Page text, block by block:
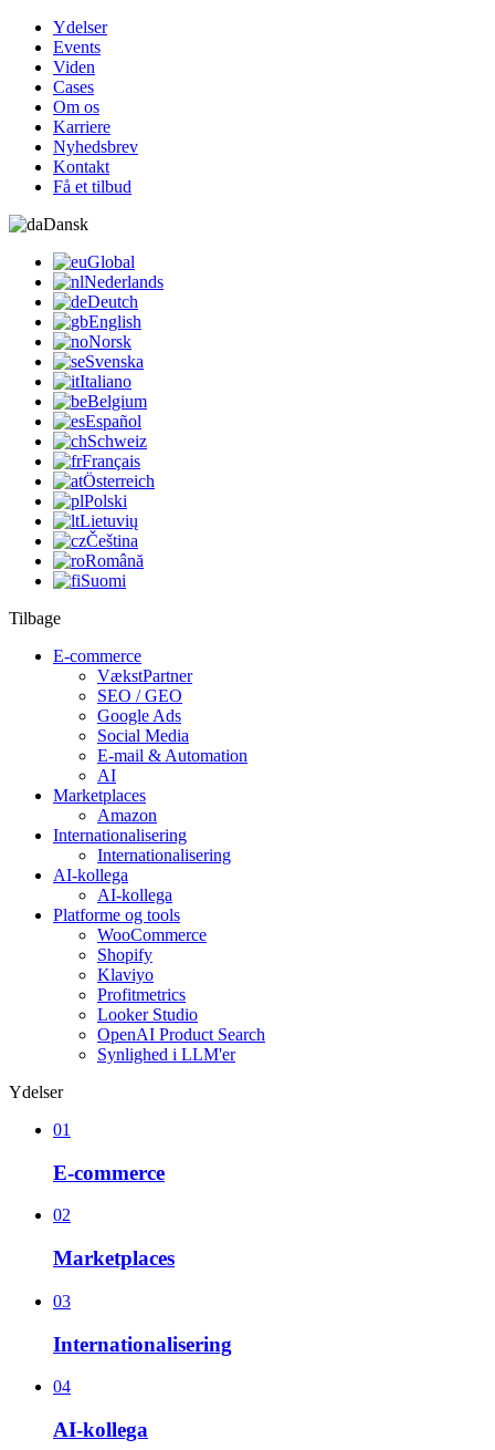
Ydelser
Events
Viden
Cases
Om os
Karriere
Nyhedsbrev
Kontakt
Få et tilbud
Dansk
Global
Nederlands
Deutch
English
Norsk
Svenska
Italiano
Belgium
Español
Schweiz
Français
Österreich
Polski
Lietuvių
Čeština
Română
Suomi
Tilbage
E-commerce
VækstPartner
SEO / GEO
Google Ads
Social Media
E-mail & Automation
AI
Marketplaces
Amazon
Internationalisering
Internationalisering
AI-kollega
AI-kollega
Platforme og tools
WooCommerce
Shopify
Klaviyo
Profitmetrics
Looker Studio
OpenAI Product Search
Synlighed i LLM'er
Ydelser
01
E-commerce
02
Marketplaces
03
Internationalisering
04
AI-kollega